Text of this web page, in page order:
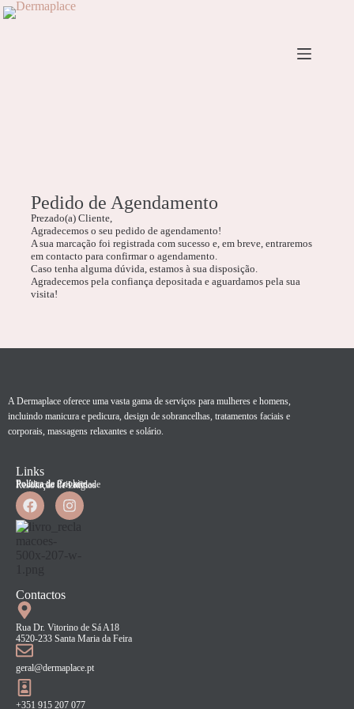
Pedido de Agendamento
Prezado(a) Cliente,
Agradecemos o seu pedido de agendamento!
A sua marcação foi registrada com sucesso e, em breve, entraremos
em contacto para confirmar o agendamento.
Caso tenha alguma dúvida, estamos à sua disposição.
Agradecemos pela confiança depositada e aguardamos pela sua
visita!
A Dermaplace oferece uma vasta gama de serviços para mulheres e homens,
incluindo manicura e pedicura, design de sobrancelhas, tratamentos faciais e
corporais, massagens relaxantes e solário.
Links
Política de Cookies
Política de Privacidade
Resolução de Litígios
Contactos
Rua Dr. Vitorino de Sá A18
4520-233 Santa Maria da Feira
geral@dermaplace.pt
+351 915 207 077